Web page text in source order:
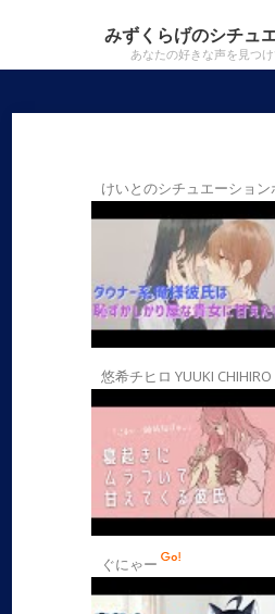
みずくらげのシチュ
あなたの好きな声を見つ
けいとのシチュエーション
悠希チヒロ YUUKI CHIHIRO
ぐにゃー